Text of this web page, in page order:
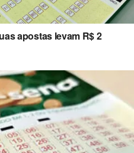
apostas levam R$ 2